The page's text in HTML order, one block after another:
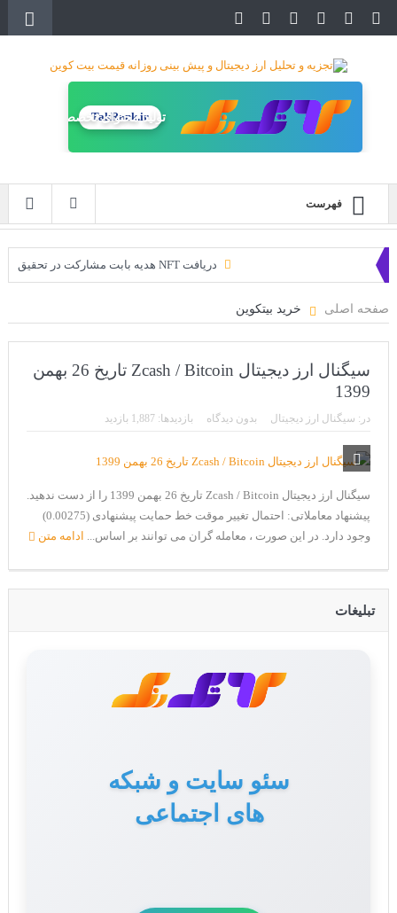
تولید محتوای تخصصی
TakRank.ir
فهرست
دریافت NFT هدیه بابت مشارکت در تحقیق
سه ایردراپ عالی برای این ماه
بیت کوین به امید ETF به 60،000 دلار رسید!
ورود 254 نهنگ جدید به بازار بیت کوین
ایردراپ رمزارز Morpher (MPH)
ایردراپ کریپتوتانک – CryptoTanks Airdrop
صفحه اصلی خرید بیتکوین
سیگنال ارز دیجیتال Zcash / Bitcoin تاریخ 26 بهمن
1399
در: سیگنال ارز دیجیتال بدون دیدگاه بازدیدها: 1,887 بازدید
سیگنال ارز دیجیتال Zcash / Bitcoin تاریخ 26 بهمن 1399 را از دست ندهید.
پیشنهاد معاملاتی: احتمال تغییر موقت خط حمایت پیشنهادی (0.00275)
وجود دارد. در این صورت ، معامله گران می توانند بر اساس...
ادامه متن
تبلیغات
سئو سایت و شبکه
های اجتماعی